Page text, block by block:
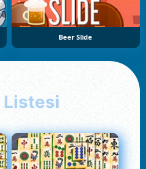
Beer Slide
Listesi